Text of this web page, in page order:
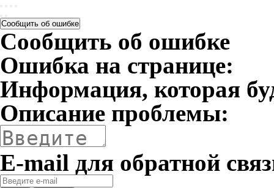
Сообщить об ошибке
Сообщить об ошибке
Ошибка на странице:
Информация, которая
Описание проблемы:
E-mail для обратной